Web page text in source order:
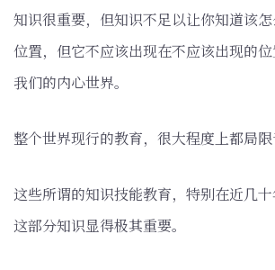
知识很重要，但知识不足以让你知道该
位置，但它不应该出现在不应该出现的
我们的内心世界。
整个世界现行的教育，很大程度上都局限
这些所谓的知识技能教育，特别在近几
这部分知识显得极其重要。